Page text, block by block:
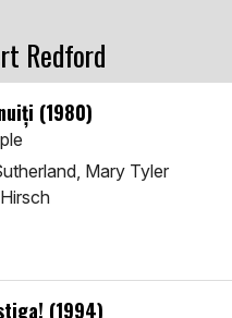
Redford
(1980)
Mary Tyler
(1994)